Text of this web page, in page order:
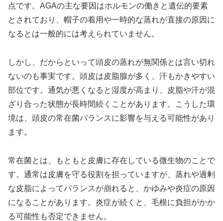
点です。AGAの主な要因はホルモンの働きと遺伝的要素
とされており、帽子の着用や一時的な蒸れが直接の原因に
なるとは一般的には考えられていません。
しかし、だからといって頭皮の蒸れが無関係とは言い切れ
ないのも事実です。頭皮は皮脂腺が多く、汗もかきやすい
部位です。通気が悪くなると湿度が高まり、皮脂や汗が混
ざり合った状態が長時間続くことがあります。こうした環
境は、頭皮の常在菌バランスに影響を与える可能性があり
ます。
常在菌とは、もともと皮膚に存在している微生物のことで
す。通常は皮膚を守る役割を担っていますが、蒸れや過剰
な皮脂によってバランスが崩れると、かゆみや炎症の原因
になることがあります。炎症が続くと、毛根に負担がかか
る可能性も否定できません。